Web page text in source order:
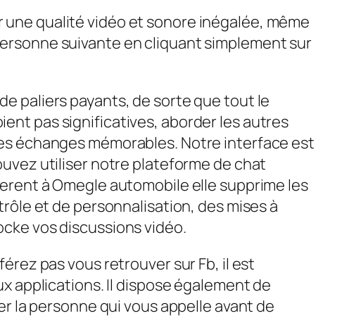
qualité vidéo et sonore inégalée, même
suivante en cliquant simplement sur
paliers payants, de sorte que tout le
pas significatives, aborder les autres
échanges mémorables. Notre interface est
utiliser notre plateforme de chat
à Omegle automobile elle supprime les
et de personnalisation, des mises à
vos discussions vidéo.
pas vous retrouver sur Fb, il est
applications. Il dispose également de
la personne qui vous appelle avant de